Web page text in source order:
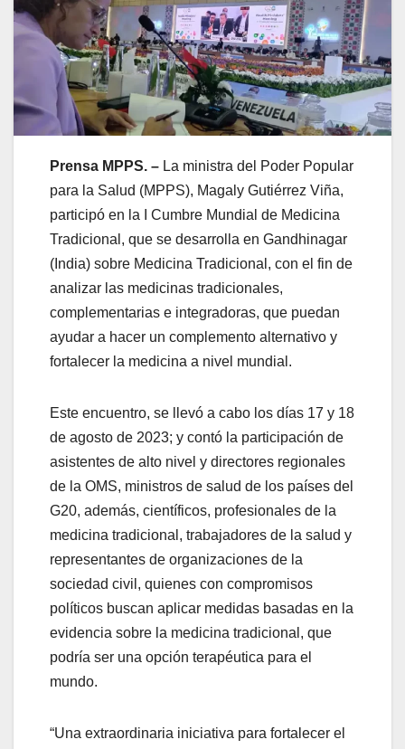
Prensa MPPS. – La ministra del Poder Popular
para la Salud (MPPS), Magaly Gutiérrez Viña,
participó en la I Cumbre Mundial de Medicina
Tradicional, que se desarrolla en Gandhinagar
(India) sobre Medicina Tradicional, con el fin de
analizar las medicinas tradicionales,
complementarias e integradoras, que puedan
ayudar a hacer un complemento alternativo y
fortalecer la medicina a nivel mundial.
Este encuentro, se llevó a cabo los días 17 y 18
de agosto de 2023; y contó la participación de
asistentes de alto nivel y directores regionales
de la OMS, ministros de salud de los países del
G20, además, científicos, profesionales de la
medicina tradicional, trabajadores de la salud y
representantes de organizaciones de la
sociedad civil, quienes con compromisos
políticos buscan aplicar medidas basadas en la
evidencia sobre la medicina tradicional, que
podría ser una opción terapéutica para el
mundo.
“Una extraordinaria iniciativa para fortalecer el